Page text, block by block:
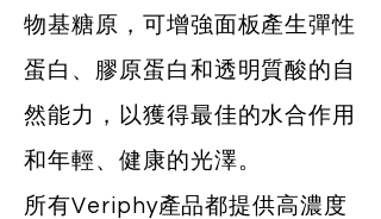
物基糖原，可增強面板產生彈性
蛋白、膠原蛋白和透明質酸的自
然能力，以獲得最佳的水合作用
和年輕、健康的光澤。
所有Veriphy產品都提供高濃度